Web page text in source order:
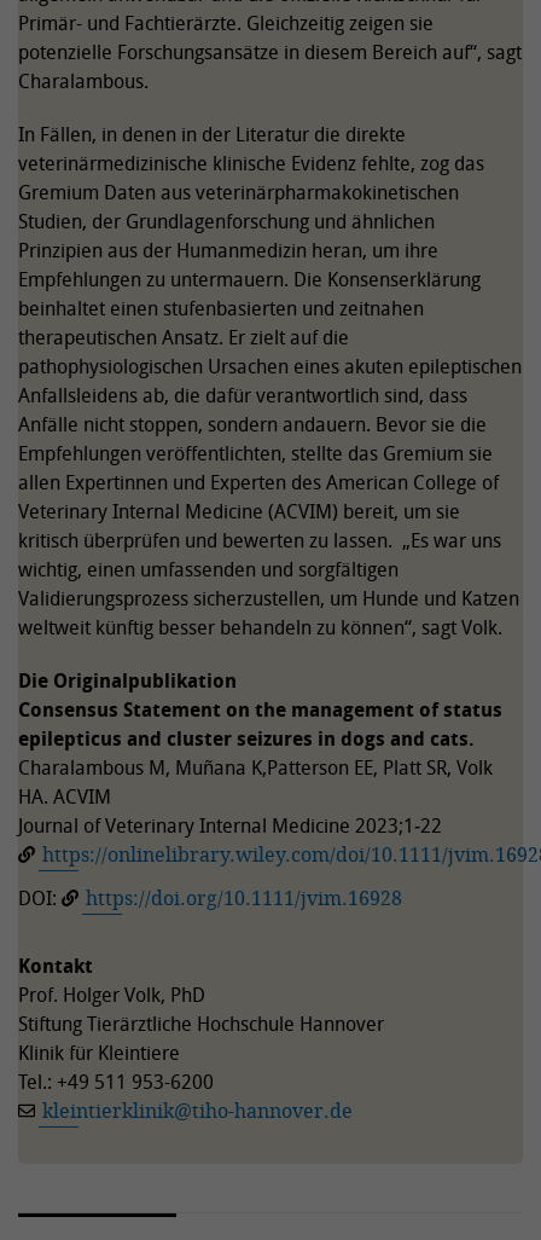
Primär- und Fachtierärzte. Gleichzeitig zeigen sie
potenzielle Forschungsansätze in diesem Bereich auf“, sagt
Charalambous.
In Fällen, in denen in der Literatur die direkte
veterinärmedizinische klinische Evidenz fehlte, zog das
Gremium Daten aus veterinärpharmakokinetischen
Studien, der Grundlagenforschung und ähnlichen
Prinzipien aus der Humanmedizin heran, um ihre
Empfehlungen zu untermauern. Die Konsenserklärung
beinhaltet einen stufenbasierten und zeitnahen
therapeutischen Ansatz. Er zielt auf die
pathophysiologischen Ursachen eines akuten epileptischen
Anfallsleidens ab, die dafür verantwortlich sind, dass
Anfälle nicht stoppen, sondern andauern. Bevor sie die
Empfehlungen veröffentlichten, stellte das Gremium sie
allen Expertinnen und Experten des American College of
Veterinary Internal Medicine (ACVIM) bereit, um sie
kritisch überprüfen und bewerten zu lassen. „Es war uns
wichtig, einen umfassenden und sorgfältigen
Validierungsprozess sicherzustellen, um Hunde und Katzen
weltweit künftig besser behandeln zu können“, sagt Volk.
Die Originalpublikation
Consensus Statement on the management of status
epilepticus and cluster seizures in dogs and cats.
Charalambous M, Muñana K,Patterson EE, Platt SR, Volk
HA. ACVIM
Journal of Veterinary Internal Medicine 2023;1‐22
https://onlinelibrary.wiley.com/doi/10.1111/
DOI:
https://doi.org/10.1111/jvim.16928
Kontakt
Prof. Holger Volk, PhD
Stiftung Tierärztliche Hochschule Hannover
Klinik für Kleintiere
Tel.: +49 511 953-6200
kleintierklinik@tiho-hannover.de